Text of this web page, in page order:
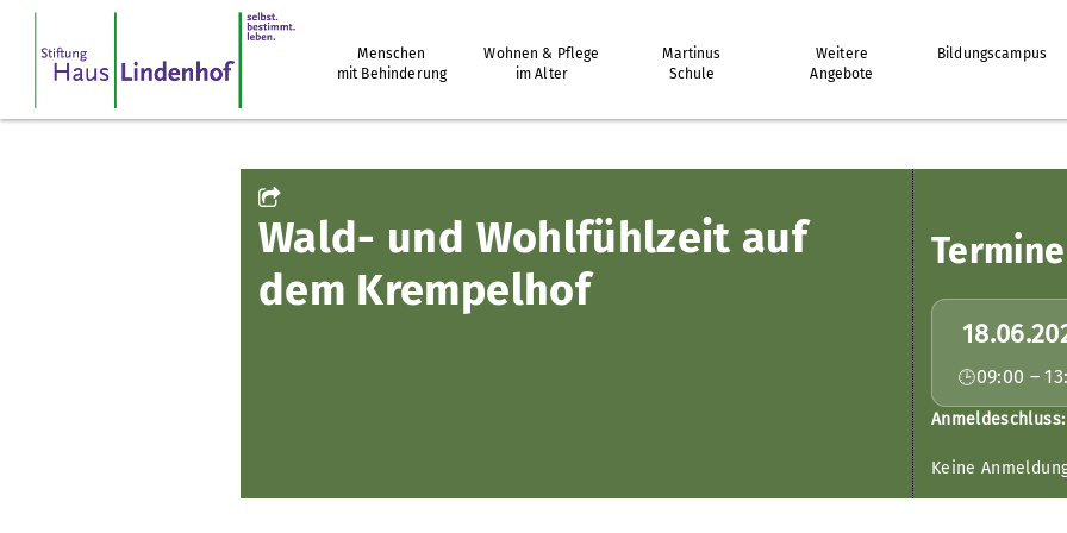
Menschen
mit Behinderung
Wohnen & Pflege
im Alter
Martinus
Schule
Weitere
Angebote
Bildungscampus
Wald- und Wohlfühlzeit auf
dem Krempelhof
Termine
09:00 –
Anmeldeschluss:
Keine